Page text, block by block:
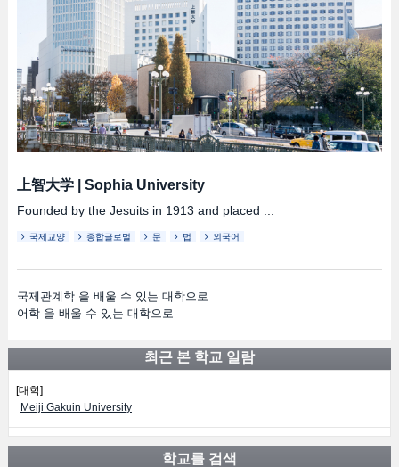
上智大学| Sophia University
Founded by the Jesuits in 1913 and placed ...
국제교양 종합글로벌 문 법 외국어
국제관계학 을 배울 수 있는 대학으로
어학 을 배울 수 있는 대학으로
최근 본 학교 일람
[대학]
Meiji Gakuin University
학교를 검색